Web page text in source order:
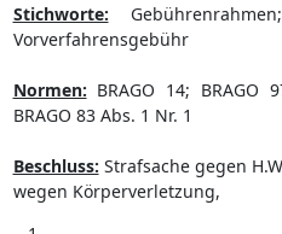
Stichworte:
Vorverfahrensgebühr
Normen: BRAGO 14; BRAGO
BRAGO 83 Abs. 1 Nr. 1
Beschluss: Strafsache gegen
wegen Körperverletzung,